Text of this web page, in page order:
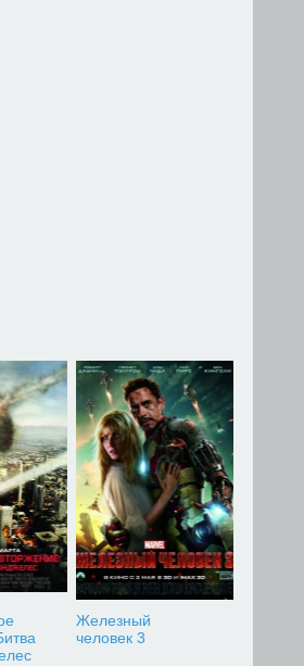
Железный
человек 3